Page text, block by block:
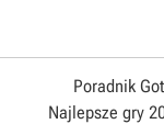
Poradnik
Najlepsze gry